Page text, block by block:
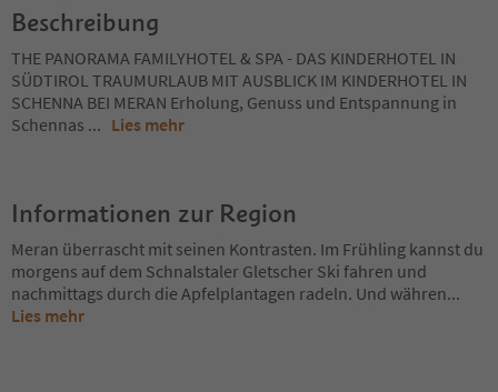
Beschreibung
THE PANORAMA FAMILYHOTEL & SPA - DAS KINDERHOTEL IN
SÜDTIROL TRAUMURLAUB MIT AUSBLICK IM KINDERHOTEL IN
SCHENNA BEI MERAN Erholung, Genuss und Entspannung in
Schennas ... Lies mehr
Informationen zur Region
Meran überrascht mit seinen Kontrasten. Im Frühling kannst du
morgens auf dem Schnalstaler Gletscher Ski fahren und
nachmittags durch die Apfelplantagen radeln. Und währen...
Lies mehr